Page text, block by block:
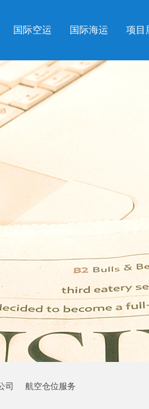
国际空运 国际海运 项目
司 航空仓位服务